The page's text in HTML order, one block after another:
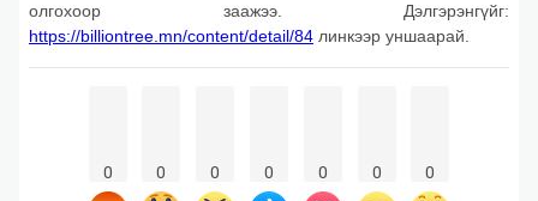
олгохоор заажээ. Дэлгэрэнгүйг:
https://billiontree.mn/content/detail/84 линкээр уншаарай.
0 0 0 0 0 0 0